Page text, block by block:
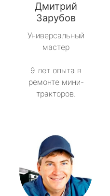
Дмитрий
Зарубов
Универсальный
мастер
9 лет опыта в
ремонте мини-
тракторов.